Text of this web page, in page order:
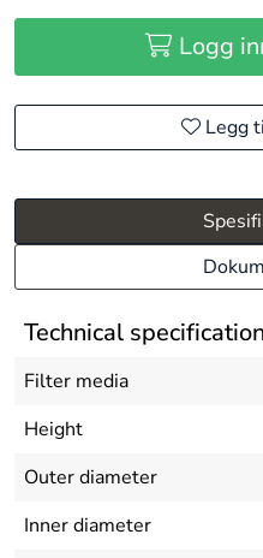
Logg
Legg
Technical
Filter media
Height
Outer diameter
Inner diameter